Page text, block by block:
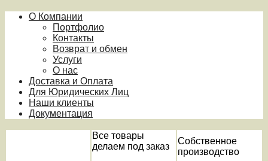
О Компании
Портфолио
Контакты
Возврат и обмен
Услуги
О нас
Доставка и Оплата
Для Юридических Лиц
Наши клиенты
Документация
Все товары
делаем под заказ
Собственное
производство